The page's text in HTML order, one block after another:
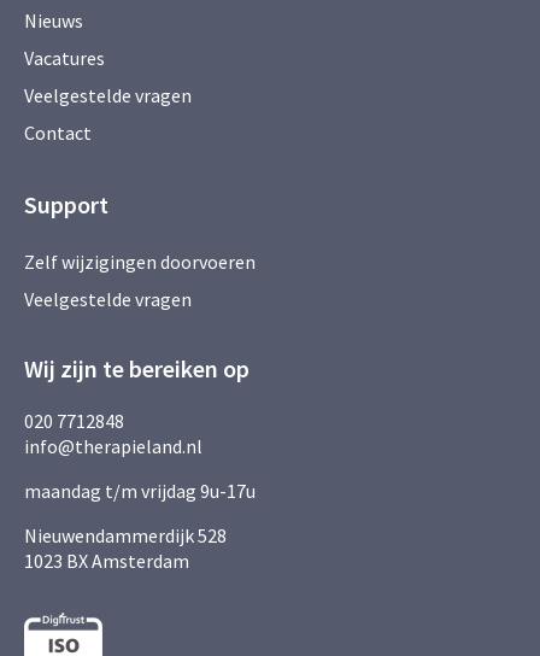
Nieuws
Vacatures
Veelgestelde vragen
Contact
Support
Zelf wijzigingen doorvoeren
Veelgestelde vragen
Wij zijn te bereiken op
020 7712848
info@therapieland.nl
maandag t/m vrijdag 9u-17u
Nieuwendammerdijk 528
1023 BX Amsterdam